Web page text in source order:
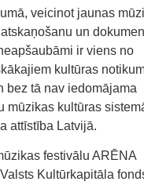
veicinot jaunas
un
ir viens no
kultūras
bez tā nav iedomājama
mūzikas kultūras
attīstība Latvijā.
festivālu ARĒNA
Kultūrkapitāla